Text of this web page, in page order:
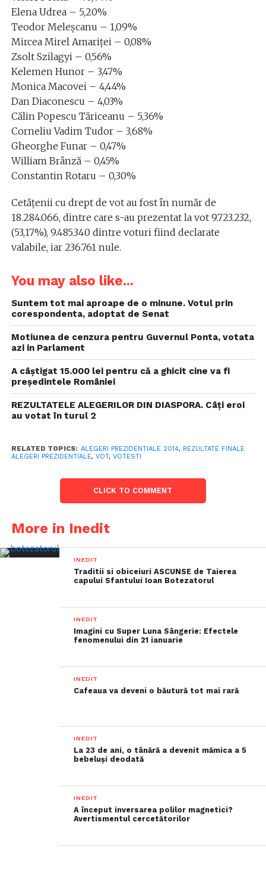
Elena Udrea – 5,20%
Teodor Meleșcanu – 1,09%
Mircea Mirel Amariței – 0,08%
Zsolt Szilagyi – 0,56%
Kelemen Hunor – 3,47%
Monica Macovei – 4,44%
Dan Diaconescu – 4,03%
Călin Popescu Tăriceanu – 5,36%
Corneliu Vadim Tudor – 3,68%
Gheorghe Funar – 0,47%
William Brânză – 0,45%
Constantin Rotaru – 0,30%
Cetățenii cu drept de vot au fost în număr de
18.284.066, dintre care s-au prezentat la vot 9.723.232,
(53,17%), 9.485.340 dintre voturi fiind declarate
valabile, iar 236.761 nule.
You may also like...
Suntem tot mai aproape de o minune. Votul prin
corespondenta, adoptat de Senat
Motiunea de cenzura pentru Guvernul Ponta, votata
azi in Parlament
A câștigat 15.000 lei pentru că a ghicit cine va fi
președintele României
REZULTATELE ALEGERILOR DIN DIASPORA. Câți eroi
au votat în turul 2
RELATED TOPICS: ALEGERI PREZIDENTIALE 2014, REZULTATE FINALE
ALEGERI PREZIDENTIALE, VOT, VOTESTI
CLICK TO COMMENT
More in Inedit
INEDIT
Traditii si obiceiuri ASCUNSE de Taierea
capului Sfantului Ioan Botezatorul
INEDIT
Imagini cu Super Luna Sângerie: Efectele
fenomenului din 21 ianuarie
INEDIT
Cafeaua va deveni o băutură tot mai rară
INEDIT
La 23 de ani, o tânără a devenit mămica a 5
bebeluși deodată
INEDIT
A început inversarea polilor magnetici?
Avertismentul cercetătorilor